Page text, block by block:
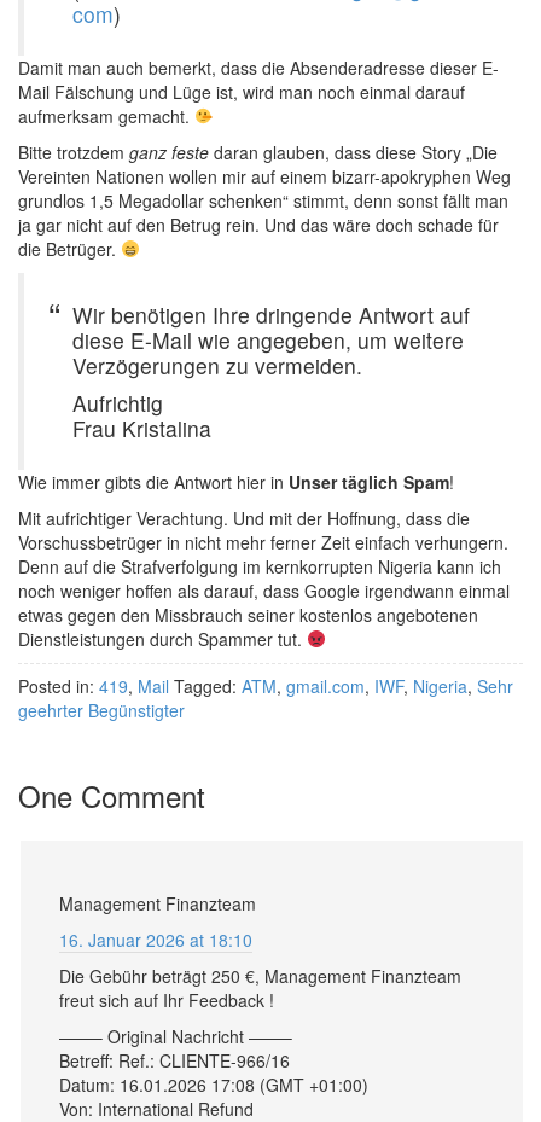
com)
Damit man auch bemerkt, dass die Absenderadresse dieser E-
Mail Fälschung und Lüge ist, wird man noch einmal darauf
aufmerksam gemacht.
Bitte trotzdem ganz feste daran glauben, dass diese Story „Die
Vereinten Nationen wollen mir auf einem bizarr-apokryphen Weg
grundlos 1,5 Megadollar schenken“ stimmt, denn sonst fällt man
ja gar nicht auf den Betrug rein. Und das wäre doch schade für
die Betrüger.
Wir benötigen Ihre dringende Antwort auf
diese E-Mail wie angegeben, um weitere
Verzögerungen zu vermeiden.
Aufrichtig
Frau Kristalina
Wie immer gibts die Antwort hier in Unser täglich Spam!
Mit aufrichtiger Verachtung. Und mit der Hoffnung, dass die
Vorschussbetrüger in nicht mehr ferner Zeit einfach verhungern.
Denn auf die Strafverfolgung im kernkorrupten Nigeria kann ich
noch weniger hoffen als darauf, dass Google irgendwann einmal
etwas gegen den Missbrauch seiner kostenlos angebotenen
Dienstleistungen durch Spammer tut.
Posted in: 419, Mail Tagged: ATM, gmail.com, IWF, Nigeria, Sehr
geehrter Begünstigter
One Comment
Management Finanzteam
16. Januar 2026 at 18:10
Die Gebühr beträgt 250 €, Management Finanzteam
freut sich auf Ihr Feedback !
——– Original Nachricht ——–
Betreff: Ref.: CLIENTE-966/16
Datum: 16.01.2026 17:08 (GMT +01:00)
Von: International Refund